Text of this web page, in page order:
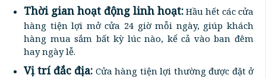
Thời gian hoạt động linh hoạt: Hầu hết các cửa
hàng tiện lợi mở cửa 24 giờ mỗi ngày, giúp khách
hàng mua sắm bất kỳ lúc nào, kể cả vào ban đêm
hay ngày lễ.
Vị trí đắc địa: Cửa hàng tiện lợi thường được đặt ở